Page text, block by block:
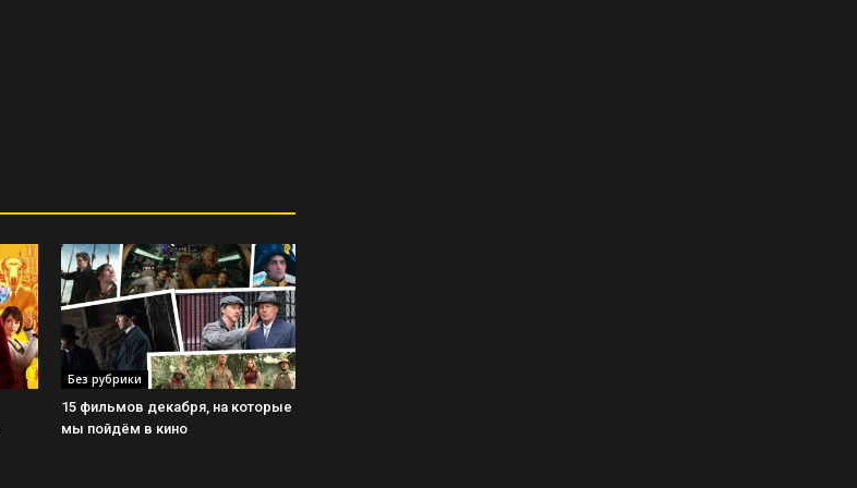
Без рубрики
15 фильмов декабря, на которые
мы пойдём в кино